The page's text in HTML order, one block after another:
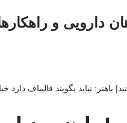
دارویی و
باهنر: نباید بگویند قالیباف دارد